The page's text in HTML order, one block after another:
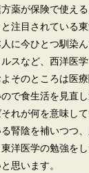
薬が保険で使える
注目されている
に今ひとつ馴染ん
スなど、西洋医
そのところは医
で食生活を見直
れが何を意味し
腎陰を補いつつ
洋医学の勉強を
思います。